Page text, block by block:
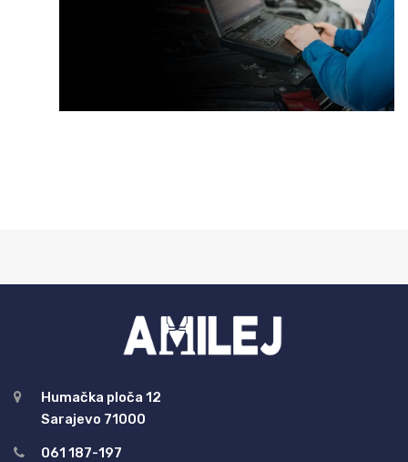
Humačka ploča 12
Sarajevo 71000
061 187-197